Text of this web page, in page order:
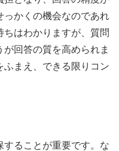
っかくの機会なのであれ
ちはわかりますが、質問
回答の質を高められま
まえ、できる限りコン
ることが重要です。な